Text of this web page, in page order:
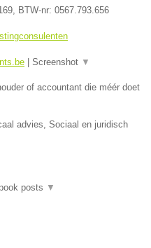
, BTW-nr: 0567.793.656
Screenshot ▼
of accountant die méér doet
advies, Sociaal en juridisch
posts ▼